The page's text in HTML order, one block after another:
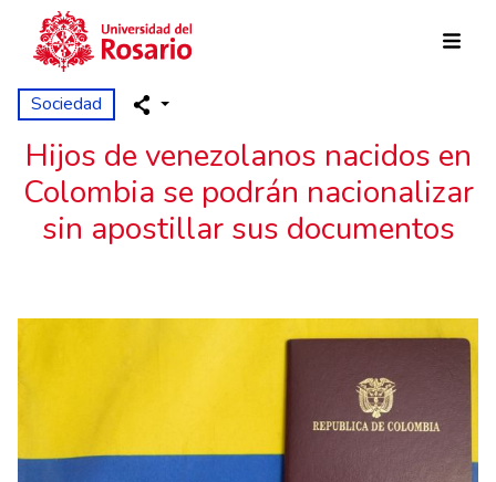
Pasar al contenido principal
Sociedad
Hijos de venezolanos nacidos en
Colombia se podrán nacionalizar
sin apostillar sus documentos